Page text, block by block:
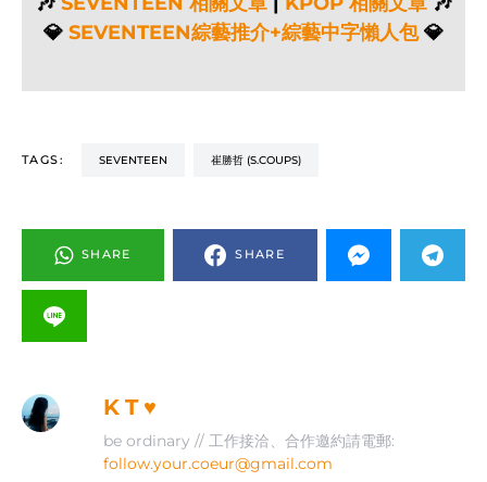
💎 SEVENTEEN綜藝推介+綜藝中字懶人包💎
TAGS: SEVENTEEN 崔勝哲 (S.COUPS)
SHARE SHARE
K T ♥
be ordinary // 工作接洽、合作邀約請電郵:
follow.your.coeur@gmail.com